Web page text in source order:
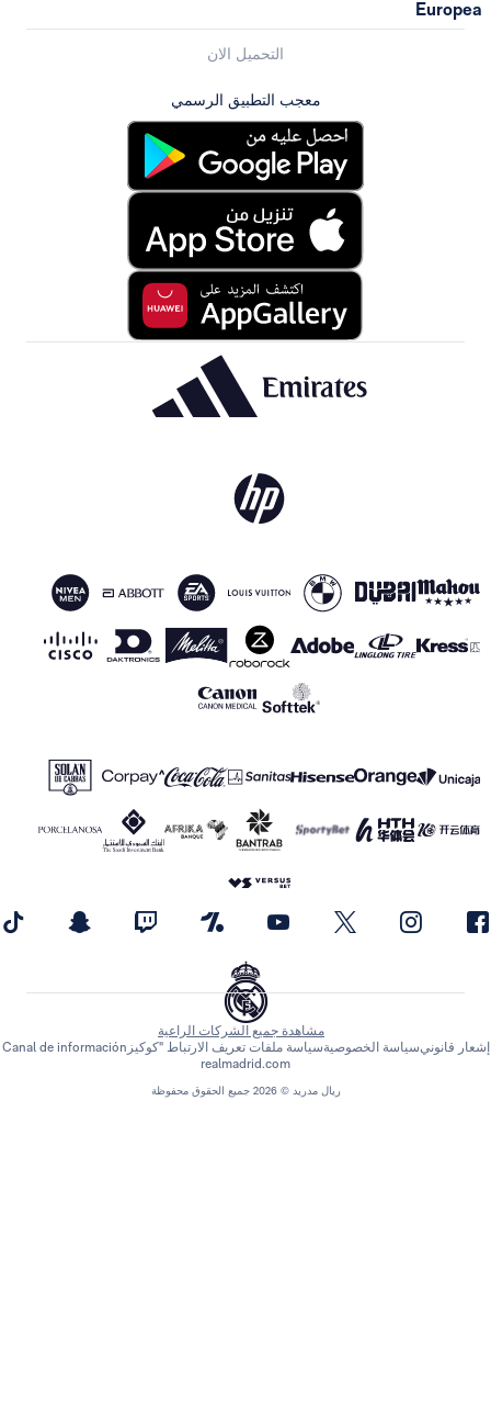
معجب التطبيق الرسمي
مشاهدة جميع الشركات الراعية
الخصوصيةسياسة ملفات تعريف الارتباط "كوكيز Canal de información
realmadrid.com